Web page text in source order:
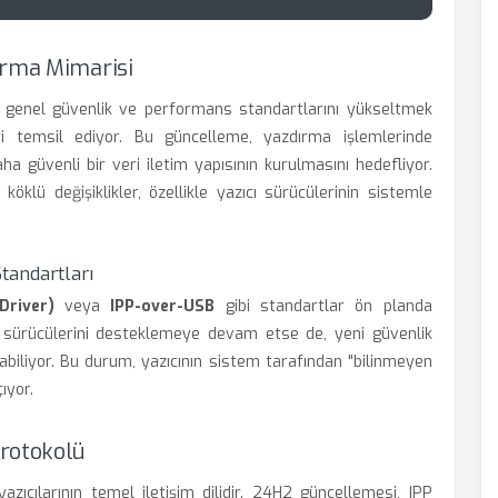
Mimarisi
güvenlik ve performans standartlarını yükseltmek
temsil ediyor. Bu güncelleme, yazdırma işlemlerinde
güvenli bir veri iletim yapısının kurulmasını hedefliyor.
değişiklikler, özellikle yazıcı sürücülerinin sistemle
veya IPP-over-USB gibi standartlar ön planda
desteklemeye devam etse de, yeni güvenlik
Bu durum, yazıcının sistem tarafından "bilinmeyen
temel iletişim dilidir. 24H2 güncellemesi, IPP